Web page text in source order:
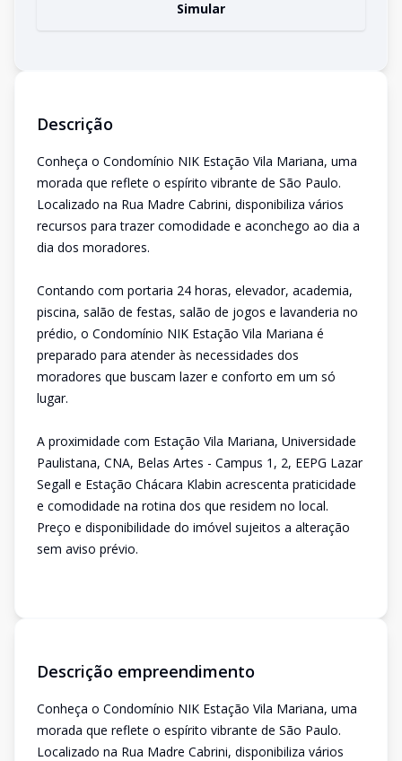
Simular
Descrição
Conheça o Condomínio NIK Estação Vila Mariana, uma
morada que reflete o espírito vibrante de São Paulo.
Localizado na Rua Madre Cabrini, disponibiliza vários
recursos para trazer comodidade e aconchego ao dia a
dia dos moradores.
Contando com portaria 24 horas, elevador, academia,
piscina, salão de festas, salão de jogos e lavanderia no
prédio, o Condomínio NIK Estação Vila Mariana é
preparado para atender às necessidades dos
moradores que buscam lazer e conforto em um só
lugar.
A proximidade com Estação Vila Mariana, Universidade
Paulistana, CNA, Belas Artes - Campus 1, 2, EEPG Lazar
Segall e Estação Chácara Klabin acrescenta praticidade
e comodidade na rotina dos que residem no local.
Preço e disponibilidade do imóvel sujeitos a alteração
sem aviso prévio.
Descrição empreendimento
Conheça o Condomínio NIK Estação Vila Mariana, uma
morada que reflete o espírito vibrante de São Paulo.
Localizado na Rua Madre Cabrini, disponibiliza vários